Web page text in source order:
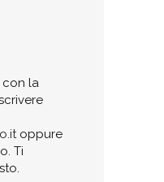
con la
oppure
Ti